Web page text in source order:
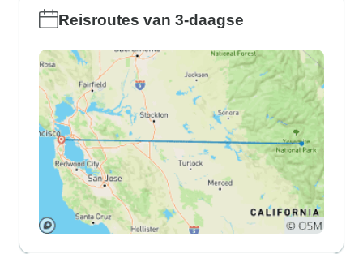
Reisroutes van 3-daagse